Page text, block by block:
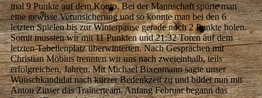
mal 9 Punkte auf dem Konto. Bei der Mannschaft spürte man
eine gewisse Verunsicherung und so konnte man bei den 6
letzten Spielen bis zur Winterpause gerade noch 2 Punkte holen.
Somit mussten wir mit 11 Punkten und 21:32 Toren auf dem
letzten Tabellenplatz überwinterten. Nach Gesprächen mit
Christian Möbius trennten wir uns nach zweieinhalb, teils
erfolgreichen, Jahren. Mit Michael Bixenmann sagte unser
Wunschkandidat nach kurzer Bedenkzeit zu und bildet nun mit
Anton Zinser das Trainerteam. Anfang Februar begann das